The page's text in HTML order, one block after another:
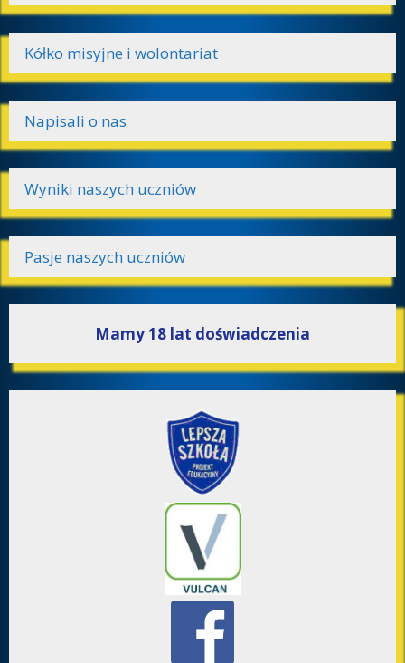
Kółko misyjne i wolontariat
Napisali o nas
Wyniki naszych uczniów
Pasje naszych uczniów
Mamy 18 lat doświadczenia